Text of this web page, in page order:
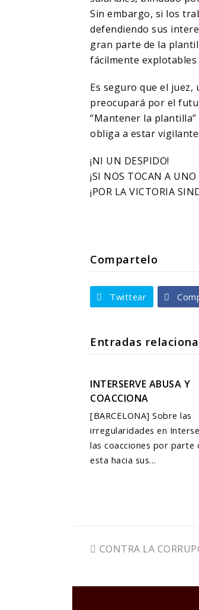
Sin embargo, si los
defendiendo sus
gran parte de la
fácilmente
Es seguro que el juez,
preocupará por el
“Mantener la
obliga a estar
¡NI UN DESPIDO!
¡SI NOS TOCAN A
¡POR LA VICTORIA
Compartelo
Twittear
Entradas
INTERSERVE ABUSA Y
COACCIONA
[BARCELONA] Sobre las
irregularidades en
las coacciones por parte
esta hacia sus…
previous
CONTRA LA